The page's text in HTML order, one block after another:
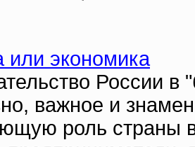
или экономика
России
важное и
роль страны